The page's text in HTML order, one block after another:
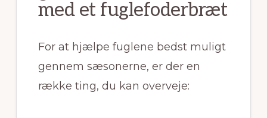
med et fuglefoderbræt
For at hjælpe fuglene bedst muligt
gennem sæsonerne, er der en
række ting, du kan overveje: